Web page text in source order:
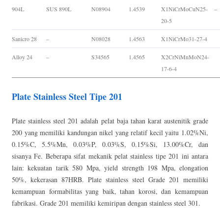
904L SUS 890L N08904 1.4539
X1NiCrMoCuN25-
20-5
–
Sanicro 28 – N08028 1.4563 X1NiCrMo31-27-4
Alloy 24 – S34565 1.4565
X2CrNiMnMoN24-
17-6-4
Plate Stainless Steel Tipe 201
Plate stainless steel 201 adalah pelat baja tahan karat austenitik grade
200 yang memiliki kandungan nikel yang relatif kecil yaitu 1.02%Ni,
0.15%C, 5.5%Mn, 0.03%P, 0.03%S, 0.15%Si, 13.00%Cr, dan
sisanya Fe. Beberapa sifat mekanik pelat stainless tipe 201 ini antara
lain: kekuatan tarik 580 Mpa, yield strength 198 Mpa, elongation
50%, kekerasan 87HRB. Plate stainless steel Grade 201 memiliki
kemampuan formabilitas yang baik, tahan korosi, dan kemampuan
fabrikasi. Grade 201 memiliki kemiripan dengan stainless steel 301.